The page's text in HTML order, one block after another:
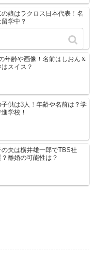
の娘はラクロス日本代表！名
学中？
年齢や画像！名前はしおん＆
スイス？
子供は3人！年齢や名前は？学
学校！
の夫は横井雄一郎でTBS社
離婚の可能性は？